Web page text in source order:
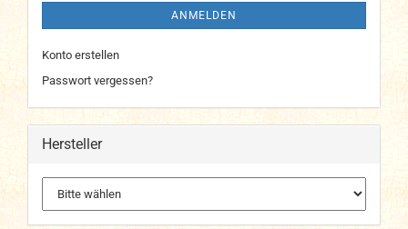
ANMELDEN
Konto erstellen
Passwort vergessen?
Hersteller